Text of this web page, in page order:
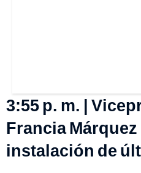
3:55 p. m. |
Francia
instalación de